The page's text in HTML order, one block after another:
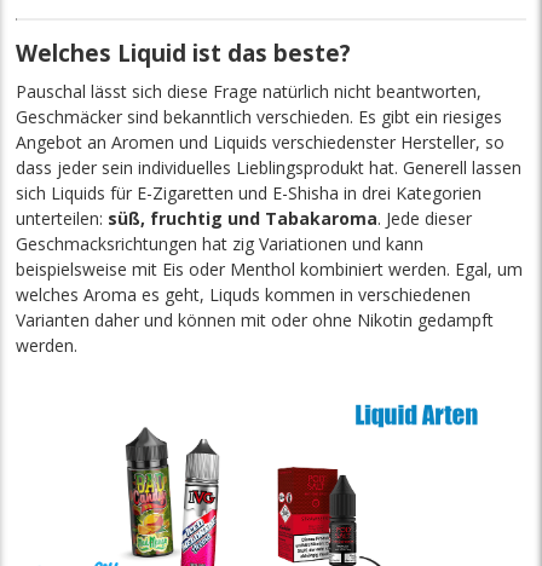
Welches Liquid ist das beste?
Pauschal lässt sich diese Frage natürlich nicht beantworten,
Geschmäcker sind bekanntlich verschieden. Es gibt ein riesiges
Angebot an Aromen und Liquids verschiedenster Hersteller, so
dass jeder sein individuelles Lieblingsprodukt hat. Generell lassen
sich Liquids für E-Zigaretten und E-Shisha in drei Kategorien
unterteilen: süß, fruchtig und Tabakaroma. Jede dieser
Geschmacksrichtungen hat zig Variationen und kann
beispielsweise mit Eis oder Menthol kombiniert werden. Egal, um
welches Aroma es geht, Liquds kommen in verschiedenen
Varianten daher und können mit oder ohne Nikotin gedampft
werden.